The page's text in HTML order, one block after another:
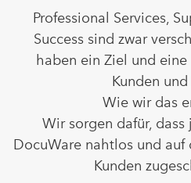
Professional Services,
Success sind zwar
haben ein Ziel und
Kunden und
Wie wir das
Wir sorgen dafür,
DocuWare nahtlos und auf
Kunden